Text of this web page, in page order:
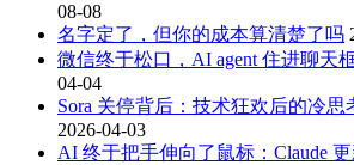
08-08
名字定了，但你的成本算清楚了吗
微信终于松口，AI agent 住进聊天
04-04
Sora 关停背后：技术狂欢后的冷思
2026-04-03
AI 终于把手伸向了鼠标：Claude